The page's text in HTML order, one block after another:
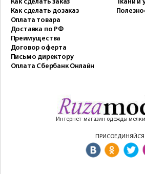
Как сделать заказ
Как сделать дозаказ
Оплата товара
Доставка по РФ
Преимущества
Договор оферта
Письмо директору
Оплата Сбербанк Онлайн
Ткани и
Интернет-магазин одежды
ПРИСОЕДИНЯЙСЯ